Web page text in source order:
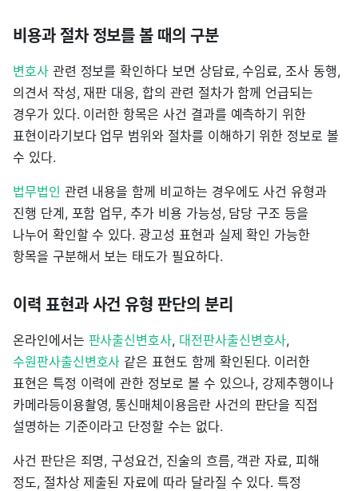
비용과 절차 정보를 볼 때의 구분
변호사관련 정보를 확인하다 보면 상담료, 수임료, 조사 동행,
의견서 작성, 재판 대응, 합의 관련 절차가 함께 언급되는
경우가 있다. 이러한 항목은 사건 결과를 예측하기 위한
표현이라기보다 업무 범위와 절차를 이해하기 위한 정보로 볼
수 있다.
법무법인 관련 내용을 함께 비교하는 경우에도 사건 유형과
진행 단계, 포함 업무, 추가 비용 가능성, 담당 구조 등을
나누어 확인할 수 있다. 광고성 표현과 실제 확인 가능한
항목을 구분해서 보는 태도가 필요하다.
이력 표현과 사건 유형 판단의 분리
온라인에서는 판사출신변호사, 대전판사출신변호사,
수원판사출신변호사 같은 표현도 함께 확인된다. 이러한
표현은 특정 이력에 관한 정보로 볼 수 있으나, 강제추행이나
카메라등이용촬영, 통신매체이용음란 사건의 판단을 직접
설명하는 기준이라고 단정할 수는 없다.
사건 판단은 죄명, 구성요건, 진술의 흐름, 객관 자료, 피해
정도, 절차상 제출된 자료에 따라 달라질 수 있다. 특정